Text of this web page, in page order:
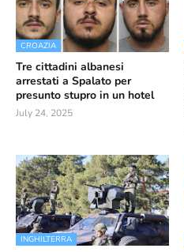
CROAZIA
Tre cittadini albanesi
arrestati a Spalato per
presunto stupro in un hotel
July 24, 2025
INGHILTERRA